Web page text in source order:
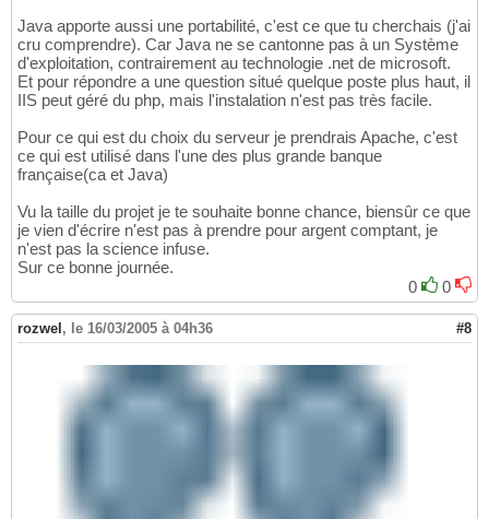
Java apporte aussi une portabilité, c'est ce que tu cherchais (j'ai
cru comprendre). Car Java ne se cantonne pas à un Système
d'exploitation, contrairement au technologie .net de microsoft.
Et pour répondre a une question situé quelque poste plus haut, il
IIS peut géré du php, mais l'instalation n'est pas très facile.
Pour ce qui est du choix du serveur je prendrais Apache, c'est
ce qui est utilisé dans l'une des plus grande banque
française(ca et Java)
Vu la taille du projet je te souhaite bonne chance, biensûr ce que
je vien d'écrire n'est pas à prendre pour argent comptant, je
n'est pas la science infuse.
Sur ce bonne journée.
0
0
rozwel , le 16/03/2005 à 04h36 #8